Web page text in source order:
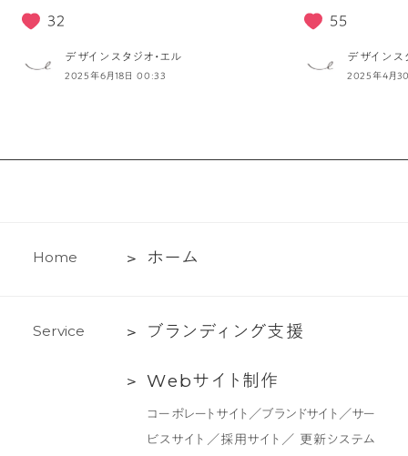
32
デザインスタジオ・エル
2025年6月18日 00:33
55
デザインス
2025年4月
Home
ホ
ホーム
Service
ブ
ン
ブラ ン ディ ン グ支援
Web
Webサ イ ト 制 作
コーポレートサイト／ブランドサイト／サー
ビスサイト／採用サイト／ 更新システム